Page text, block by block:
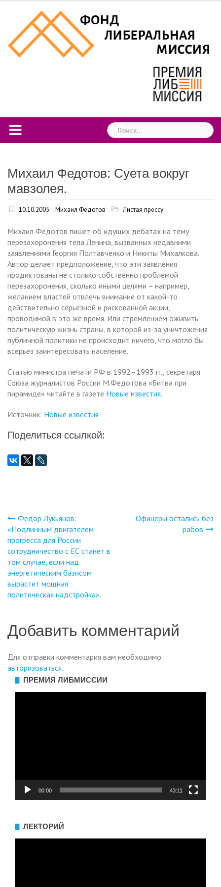
content
Найти:
Михаил Федотов: Суета вокруг
мавзолея.
10.10.2005 Михаил Федотов Листая прессу
Михаил Федотов пишет об идущих дебатах на тему
перезахоронения тела Ленина, вызванных недавними
заявлениями Георгия Полтавченко и Никиты Михалкова.
Автор делает предположение, что эти заявления
продиктованы не столько собственно проблемой
перезахоронения, сколько иными целями – например,
желанием властей отвлечь внимание от какой-то
действительно серьезной и рискованной акции,
проводимой в это же время. Или стремлением оживить
политическую жизнь страны, в которой из-за уничтожения
публичной политики не происходит ничего, что могло бы
всерьез заинтересовать население.
Статью министра печати РФ в 1992–1993 гг., секретаря
Союза журналистов России М.Федотова «Битва при
пирамиде» читайте в газете Новые известия.
Источник: Новые известия
Поделиться ссылкой:
Навигация
по
записям
Федор Лукьянов:
«Подлинным двигателем
прогресса для России
сотрудничество с ЕС станет в
том случае, если над
энергетическим базисом
вырастет мощная
политическая надстройка».
Офицеры остались без
рабов
Добавить комментарий
Для отправки комментария вам необходимо
авторизоваться.
ПРЕМИЯ ЛИБМИССИИ
00:00 43:11
ЛЕКТОРИЙ